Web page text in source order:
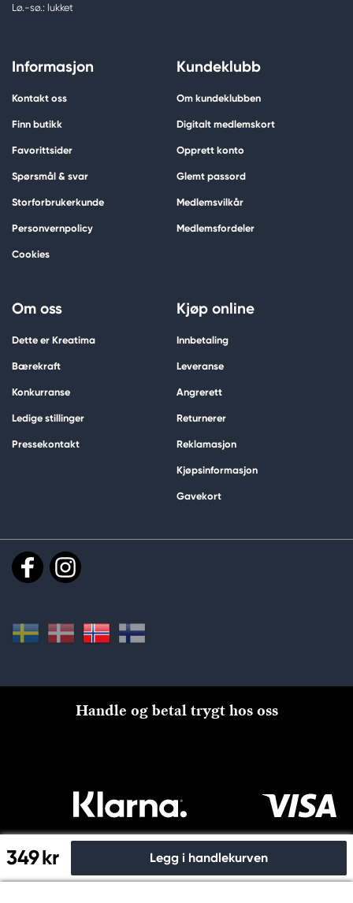
349 kr Legg i handlekurven
Lø.-sø.: lukket
Informasjon
Kontakt oss
Finn butikk
Favorittsider
Spørsmål & svar
Storforbrukerkunde
Personvernpolicy
Cookies
Kundeklubb
Om kundeklubben
Digitalt medlemskort
Opprett konto
Glemt passord
Medlemsvilkår
Medlemsfordeler
Om oss
Dette er Kreatima
Bærekraft
Konkurranse
Ledige stillinger
Pressekontakt
Kjøp online
Innbetaling
Leveranse
Angrerett
Returnerer
Reklamasjon
Kjøpsinformasjon
Gavekort
Handle og betal trygt hos oss